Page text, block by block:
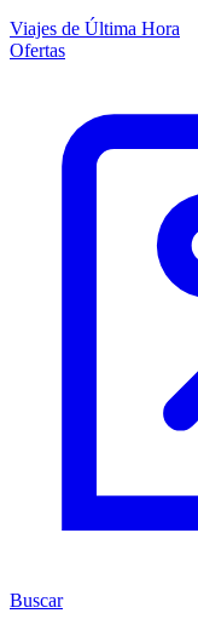
Viajes de Última Hora
Ofertas
Buscar